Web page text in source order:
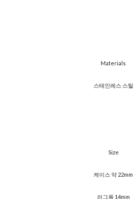
Materials
​스테인레스 스틸
Size
케이스 약 22mm
러그폭 14mm